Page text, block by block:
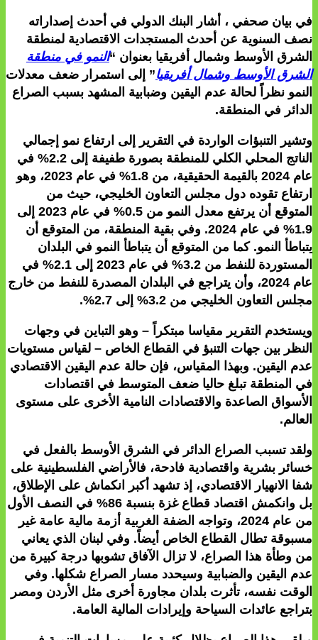
في بيان صحفي ، أشار البنك الدولي في أحدث إصداراته
نصف السنوية عن أحدث المستجدات الاقتصادية لمنطقة
الشرق الأوسط وشمال أفريقيا بعنوان “النمو في منطقة
الشرق الأوسط وشمال أفريقيا” إلى استمرار ضعف معدلات
النمو نظراً لحالة عدم اليقين وضبابية المشهد بسبب الصراع
الدائر في المنطقة.
وتشير التنبؤات الواردة في التقرير إلى ارتفاع نمو إجمالي
الناتج المحلي الكلي للمنطقة بصورة طفيفة إلى 2.2% في
عام 2024 بالقيمة الحقيقية، من 1.8% في عام 2023، وهو
ارتفاع تقوده دول مجلس التعاون الخليجي، حيث من
المتوقع أن يرتفع معدل النمو من 0.5% في عام 2023 إلى
1.9% في عام 2024. وفي بقية المنطقة، من المتوقع أن
يتباطأ النمو. كما من المتوقع أن يتباطأ النمو في البلدان
المستوردة للنفط من 3.2% في عام 2023 إلى 2.1% في
عام 2024، وأن يتراجع في البلدان المصدرة للنفط من خارج
مجلس التعاون الخليجي من 3.2% إلى 2.7%.
ويستخدم التقرير مقياسا مبتكراً – وهو التباين في وجهات
النظر بين جهات التنبؤ في القطاع الخاص – لقياس مستويات
عدم اليقين. وبهذا المقياس، فإن حالة عدم اليقين الاقتصادي
في المنطقة تبلغ حاليا ضعف المتوسط في اقتصادات
الأسواق الصاعدة والاقتصادات النامية الأخرى على مستوى
العالم.
ولقد تسبب الصراع الدائر في الشرق الأوسط بالفعل في
خسائر بشرية واقتصادية فادحة، فالأراضي الفلسطينية على
شفا الانهيار الاقتصادي، إذ تشهد أكبر انكماش على الإطلاق،
بل وانكمش اقتصاد قطاع غزة بنسبة 86% في النصف الأول
من عام 2024، وتواجه الضفة الغربية أزمة مالية عامة غير
مسبوقة تطال القطاع الخاص أيضاً. وفي لبنان الذي يعاني
من وطأة هذا الصراع، لا تزال الآفاق تشوبها درجة كبيرة من
عدم اليقين والضبابية وسيحدد مسار الصراع شكلها. وفي
الوقت نفسه، تأثرت بلدان مجاورة أخرى مثل الأردن ومصر
بتراجع عائدات السياحة وإيرادات المالية العامة.